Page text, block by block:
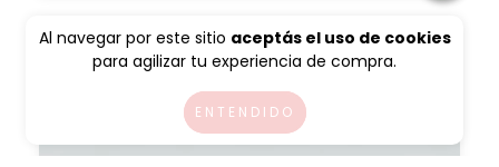
Al navegar por este sitio aceptás el uso de cookies
para agilizar tu experiencia de compra.
ENTENDIDO